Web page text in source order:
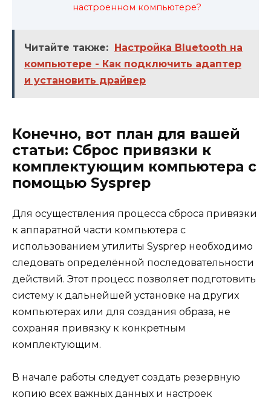
настроенном компьютере?
Читайте также: Настройка Bluetooth на
компьютере - Как подключить адаптер
и установить драйвер
Конечно, вот план для вашей
статьи: Сброс привязки к
комплектующим компьютера с
помощью Sysprep
Для осуществления процесса сброса привязки
к аппаратной части компьютера с
использованием утилиты Sysprep необходимо
следовать определённой последовательности
действий. Этот процесс позволяет подготовить
систему к дальнейшей установке на других
компьютерах или для создания образа, не
сохраняя привязку к конкретным
комплектующим.
В начале работы следует создать резервную
копию всех важных данных и настроек